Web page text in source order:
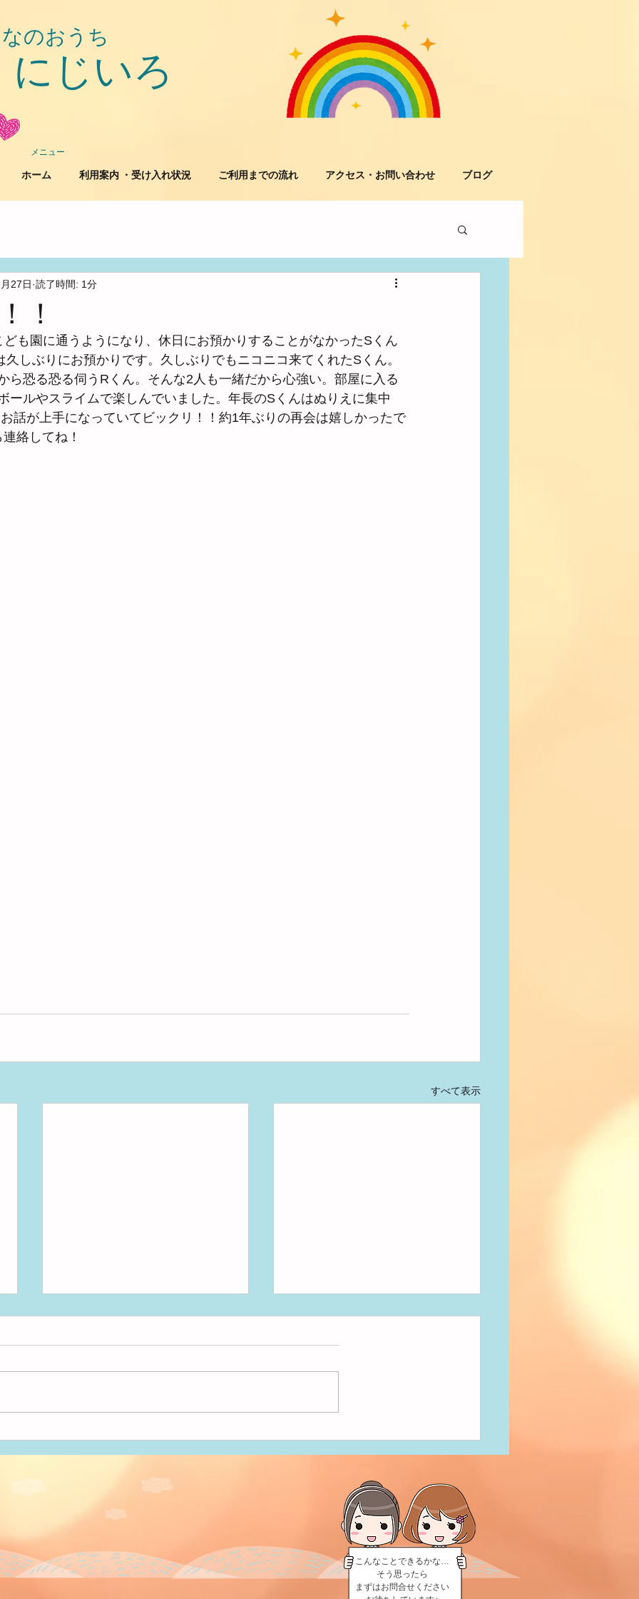
のおうち
にじいろ
ホーム 利用案内 ・受け入れ状況 ご利用までの流れ アクセス・お問い合わせ ブログ
メニュー
！
27日 読了時間: 1分
も園に通うようになり、休日にお預かりすることがなかったSくん
しぶりにお預かりです。久しぶりでもニコニコ来てくれたSくん。
ら恐る恐る伺うRくん。そんな2人も一緒だから心強い。部屋に入る
ールやスライムで楽しんでいました。年長のSくんはぬりえに集中
話が上手になっていてビックリ！！約1年ぶりの再会は嬉しかったで
絡してね！
すべて表示
こんなことできるかな…
そう思ったら
まずはお問合せください